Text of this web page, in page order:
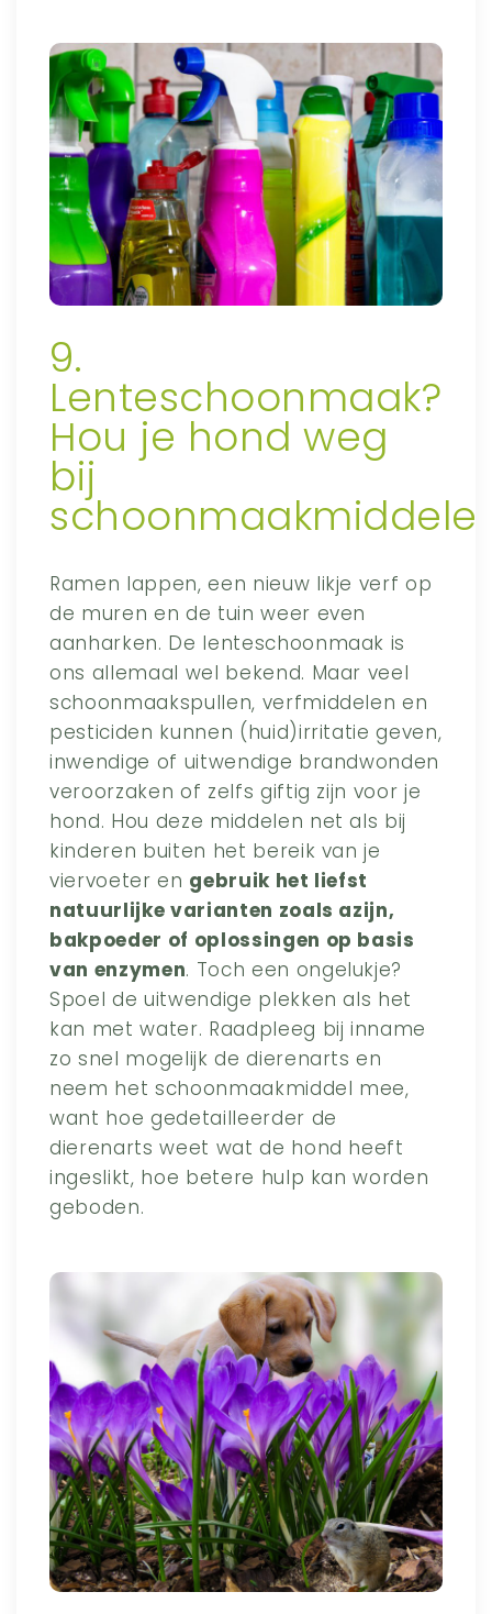
9.
Lenteschoonmaak?
Hou je hond weg
bij
Ramen lappen, een nieuw likje verf op
de muren en de tuin weer even
aanharken. De lenteschoonmaak is
ons allemaal wel bekend. Maar veel
schoonmaakspullen, verfmiddelen en
pesticiden kunnen (huid)irritatie geven,
inwendige of uitwendige brandwonden
veroorzaken of zelfs giftig zijn voor je
hond. Hou deze middelen net als bij
kinderen buiten het bereik van je
viervoeter en gebruik het liefst
natuurlijke varianten zoals azijn,
bakpoeder of oplossingen op basis
van enzymen. Toch een ongelukje?
Spoel de uitwendige plekken als het
kan met water. Raadpleeg bij inname
zo snel mogelijk de dierenarts en
neem het schoonmaakmiddel mee,
want hoe gedetailleerder de
dierenarts weet wat de hond heeft
ingeslikt, hoe betere hulp kan worden
geboden.